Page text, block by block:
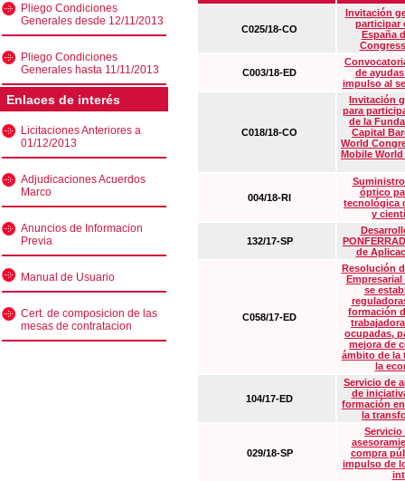
Pliego Condiciones
Generales desde 12/11/2013
Pliego Condiciones
Generales hasta 11/11/2013
Enlaces de interés
Licitaciones Anteriores a
01/12/2013
Adjudicaciones Acuerdos
Marco
Anuncios de Informacion
Previa
Manual de Usuario
Cert. de composicion de las
mesas de contratacion
C025/18-CO
Invitación
participar
España
C003/18-ED
de
impulso al
C018/18-CO
Invitación
para
de la
Capital
World
Mobile
004/18-RI
óptico
tecnológica
y
132/17-SP
de
C058/17-ED
Resolución
Empresarial
se
formación
ocupadas,
mejora de
ámbito de la
la
104/17-ED
Servicio de
de
formación
la
029/18-SP
Servicio
compra
impulso de